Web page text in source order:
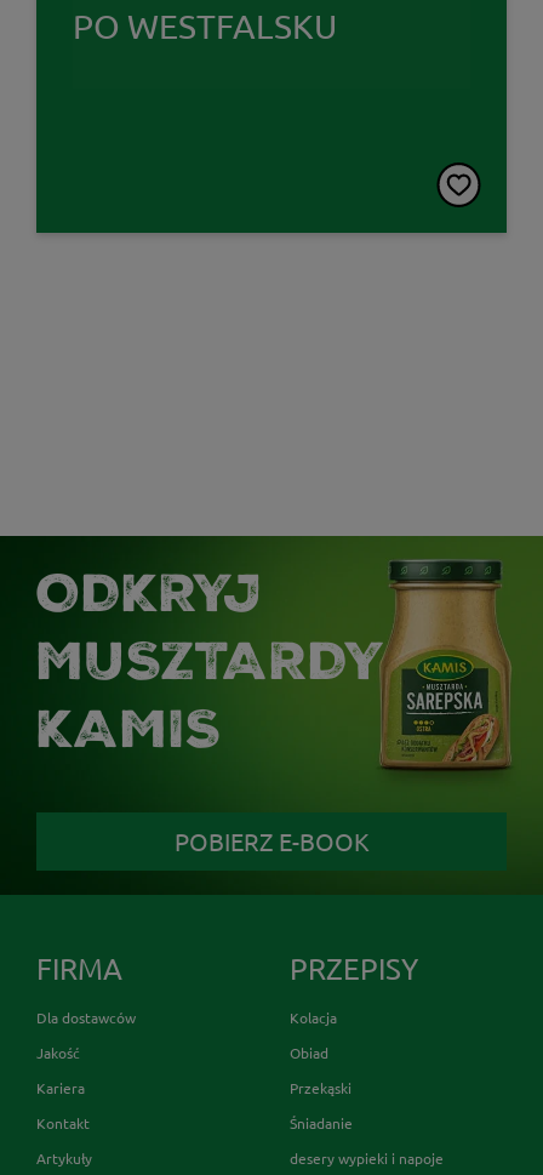
PO WESTFALSKU
ODKRYJ
MUSZTARDY
KAMIS
POBIERZ E-BOOK
FIRMA
Dla dostawców
Jakość
Kariera
Kontakt
Artykuły
PRZEPISY
Kolacja
Obiad
Przekąski
Śniadanie
desery wypieki i napoje